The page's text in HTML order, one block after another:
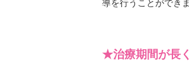
導を行うことができま
★治療期間が長